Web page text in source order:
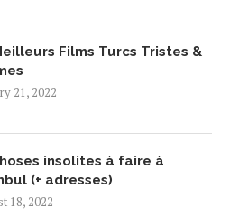
Films Turcs Tristes &
21, 2022
insolites à faire à
(+ adresses)
18, 2022